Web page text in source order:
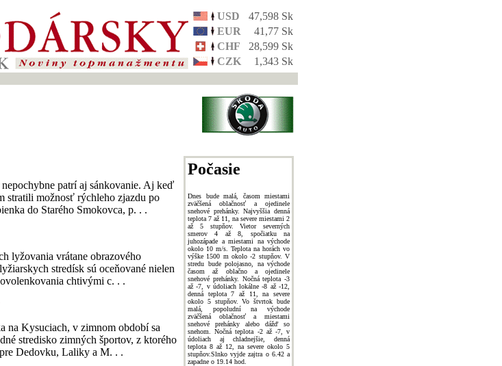
USD
47,598 Sk
EUR
41,77 Sk
CHF
28,599 Sk
CZK
1,343 Sk
patrí aj sánkovanie. Aj keď
stratili možnosť rýchleho zjazdu po
do Starého Smokovca, p. . .
lyžovania vrátane obrazového
stredísk sú oceňované nielen
chtivými c. . .
na Kysuciach, v zimnom období sa
stredisko zimných športov, z ktorého
Dedovku, Laliky a M. . .
Počasie
Dnes bude malá, časom miestami
zväčšená oblačnosť a ojedinele
snehové prehánky. Najvyššia denná
teplota 7 až 11, na severe miestami 2
až 5 stupňov. Vietor severných
smerov 4 až 8, spočiatku na
juhozápade a miestami na východe
okolo 10 m/s. Teplota na horách vo
výške 1500 m okolo -2 stupňov. V
stredu bude polojasno, na východe
časom až oblačno a ojedinele
snehové prehánky. Nočná teplota -3
až -7, v údoliach lokálne -8 až -12,
denná teplota 7 až 11, na severe
okolo 5 stupňov. Vo štvrtok bude
malá, popoludní na východe
zväčšená oblačnosť a miestami
snehové prehánky alebo dážď so
snehom. Nočná teplota -2 až -7, v
údoliach aj chladnejšie, denná
teplota 8 až 12, na severe okolo 5
stupňov.Slnko vyjde zajtra o 6.42 a
zapadne o 19.14 hod.